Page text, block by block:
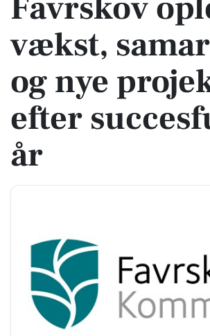
vækst,
og nye
efter
år